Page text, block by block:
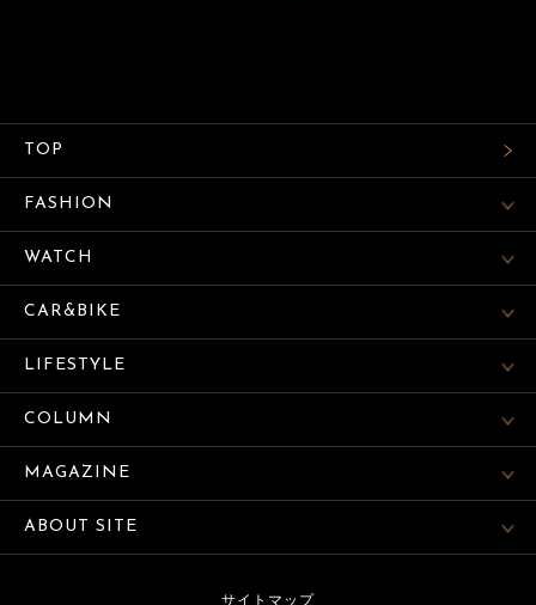
TOP
FASHION
WATCH
CAR&BIKE
LIFESTYLE
COLUMN
MAGAZINE
ABOUT SITE
サイトマップ